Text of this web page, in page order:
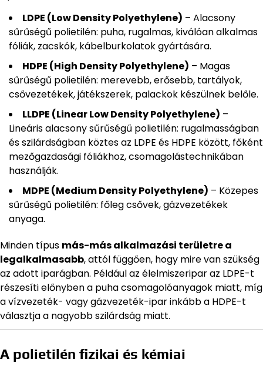
LDPE (Low Density Polyethylene) – Alacsony
sűrűségű polietilén: puha, rugalmas, kiválóan alkalmas
fóliák, zacskók, kábelburkolatok gyártására.
HDPE (High Density Polyethylene) – Magas
sűrűségű polietilén: merevebb, erősebb, tartályok,
csővezetékek, játékszerek, palackok készülnek belőle.
LLDPE (Linear Low Density Polyethylene) –
Lineáris alacsony sűrűségű polietilén: rugalmasságban
és szilárdságban köztes az LDPE és HDPE között, főként
mezőgazdasági fóliákhoz, csomagolástechnikában
használják.
MDPE (Medium Density Polyethylene) – Közepes
sűrűségű polietilén: főleg csővek, gázvezetékek
anyaga.
Minden típus más-más alkalmazási területre a
legalkalmasabb, attól függően, hogy mire van szükség
az adott iparágban. Például az élelmiszeripar az LDPE-t
részesíti előnyben a puha csomagolóanyagok miatt, míg
a vízvezeték- vagy gázvezeték-ipar inkább a HDPE-t
választja a nagyobb szilárdság miatt.
A polietilén fizikai és kémiai